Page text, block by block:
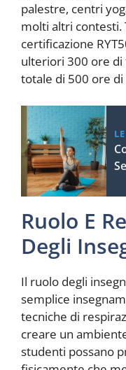
palestre, centri
molti altri contesti.
certificazione
ulteriori 300 ore di
totale di 500 ore
Ruolo E
Degli
Il ruolo degli
semplice
tecniche di
creare un
studenti possano